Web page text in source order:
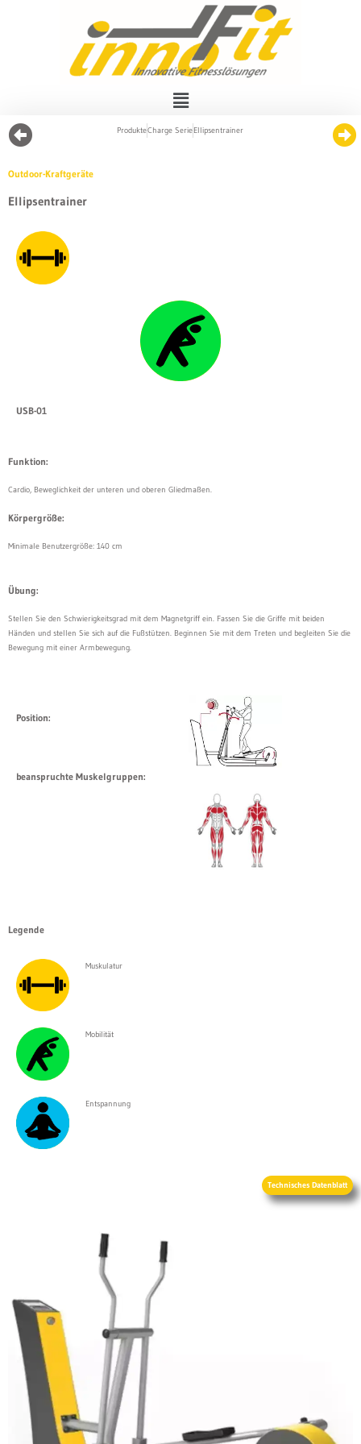
ProdukteCharge SerieEllipsentrainer
Outdoor-Kraftgeräte
Ellipsentrainer
USB-01
Funktion:
Cardio, Beweglichkeit der unteren und oberen Gliedmaßen.
Körpergröße:
Minimale Benutzergröße: 140 cm
Übung:
Stellen Sie den Schwierigkeitsgrad mit dem Magnetgriff ein. Fassen Sie die Griffe mit beiden
Händen und stellen Sie sich auf die Fußstützen. Beginnen Sie mit dem Treten und begleiten Sie die
Bewegung mit einer Armbewegung.
Position:
beanspruchte Muskelgruppen:
Legende
Muskulatur
Mobilität
Entspannung
Technisches Datenblatt